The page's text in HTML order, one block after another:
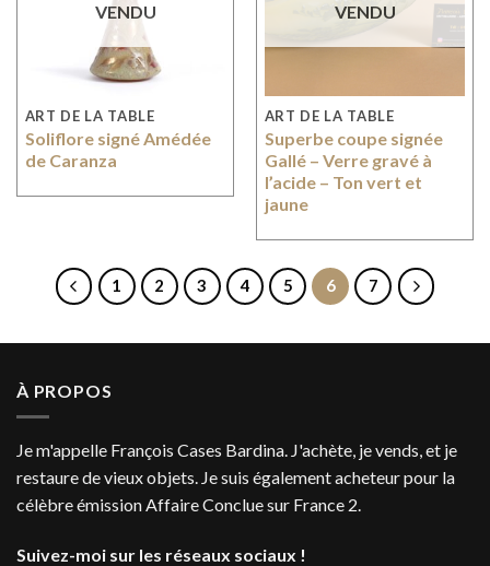
VENDU
ART DE LA TABLE
Soliflore signé Amédée
de Caranza
VENDU
ART DE LA TABLE
Superbe coupe signée
Gallé – Verre gravé à
l’acide – Ton vert et
jaune
1 2 3 4 5 6 7
À PROPOS
Je m'appelle François Cases Bardina. J'achète, je vends, et je
restaure de vieux objets. Je suis également acheteur pour la
célèbre émission Affaire Conclue sur France 2.
Suivez-moi sur les réseaux sociaux !